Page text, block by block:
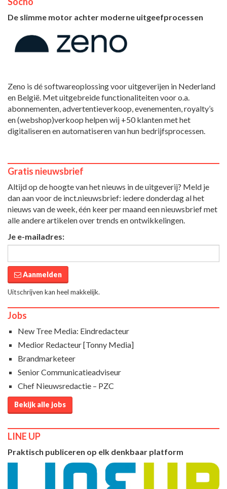
De slimme motor achter moderne uitgeefprocessen
Zeno is dé softwareoplossing voor uitgeverijen in Nederland
en België. Met uitgebreide functionaliteiten voor o.a.
abonnementen, advertentieverkoop, evenementen, royalty’s
en (webshop)verkoop helpen wij +50 klanten met het
digitaliseren en automatiseren van hun bedrijfsprocessen.
Gratis nieuwsbrief
Altijd op de hoogte van het nieuws in de uitgeverij? Meld je
dan aan voor de inct.nieuwsbrief: iedere donderdag al het
nieuws van de week, één keer per maand een nieuwsbrief met
alle andere artikelen over trends en ontwikkelingen.
Je e-mailadres:
Aanmelden
Uitschrijven kan heel makkelijk.
Jobs
New Tree Media: Eindredacteur
Medior Redacteur [Tonny Media]
Brandmarketeer
Senior Communicatieadviseur
Chef Nieuwsredactie – PZC
Bekijk alle jobs
LINE UP
Praktisch publiceren op elk denkbaar platform